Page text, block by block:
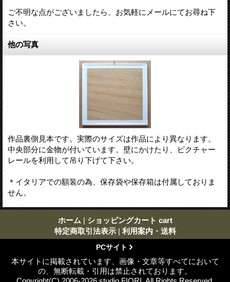
ご不明な点がございましたら、お気軽にメールにてお尋ね下
さい。
他の写真
作品裏側見本です。実際のサイズは作品により異なります。
中央部分に金物が付いています。壁にかけたり、ピクチャー
レールを利用して吊り下げて下さい。
＊イタリアでの額装の為、保存袋や保存箱は付属しておりま
せん。
ホーム | ショッピングカート cart
特定商取引法表示 | 利用案内・送料
PCサイト
本サイトに掲載されています、画像・文章等すべてにおいて
の、無断転載・引用は禁止されております。